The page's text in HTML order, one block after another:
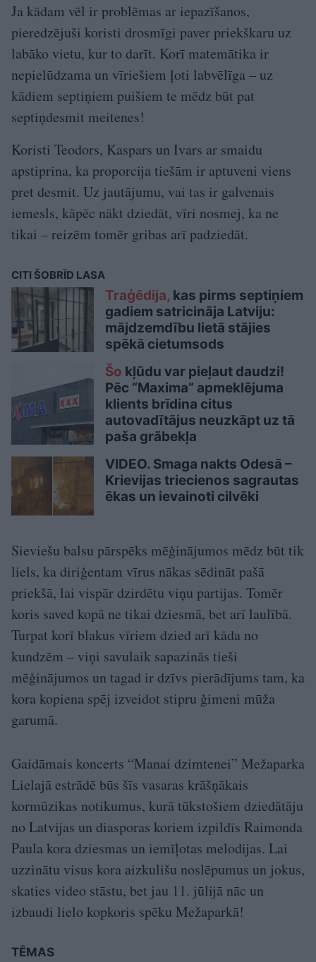
Ja kādam vēl ir problēmas ar iepazīšanos,
pieredzējuši koristi drosmīgi paver priekškaru uz
labāko vietu, kur to darīt. Korī matemātika ir
nepielūdzama un vīriešiem ļoti labvēlīga – uz
kādiem septiņiem puišiem te mēdz būt pat
septiņdesmit meitenes!
Koristi Teodors, Kaspars un Ivars ar smaidu
apstiprina, ka proporcija tiešām ir aptuveni viens
pret desmit. Uz jautājumu, vai tas ir galvenais
iemesls, kāpēc nākt dziedāt, vīri nosmej, ka ne
tikai – reizēm tomēr gribas arī padziedāt.
CITI ŠOBRĪD LASA
Traģēdija, kas pirms septiņiem
gadiem satricināja Latviju:
mājdzemdību lietā stājies
spēkā cietumsods
Šo kļūdu var pieļaut daudzi!
Pēc “Maxima” apmeklējuma
klients brīdina citus
autovadītājus neuzkāpt uz tā
paša grābekļa
VIDEO. Smaga nakts Odesā –
Krievijas triecienos sagrautas
ēkas un ievainoti cilvēki
Sieviešu balsu pārspēks mēģinājumos mēdz būt tik
liels, ka diriģentam vīrus nākas sēdināt pašā
priekšā, lai vispār dzirdētu viņu partijas. Tomēr
koris saved kopā ne tikai dziesmā, bet arī laulībā.
Turpat korī blakus vīriem dzied arī kāda no
kundzēm – viņi savulaik sapazinās tieši
mēģinājumos un tagad ir dzīvs pierādījums tam, ka
kora kopiena spēj izveidot stipru ģimeni mūža
garumā.
Gaidāmais koncerts “Manai dzimtenei” Mežaparka
Lielajā estrādē būs šīs vasaras krāšņākais
kormūzikas notikumus, kurā tūkstošiem dziedātāju
no Latvijas un diasporas koriem izpildīs Raimonda
Paula kora dziesmas un iemīļotas melodijas. Lai
uzzinātu visus kora aizkulišu noslēpumus un jokus,
skaties video stāstu, bet jau 11. jūlijā nāc un
izbaudi lielo kopkoris spēku Mežaparkā!
TĒMAS